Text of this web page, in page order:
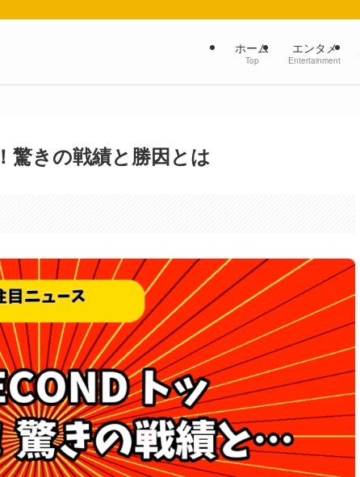
ホーム
Top
エンタメ
Entertainment
驚きの戦績と勝因とは